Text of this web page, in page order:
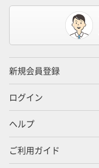
新規会員登録
ログイン
ヘルプ
ご利用ガイド